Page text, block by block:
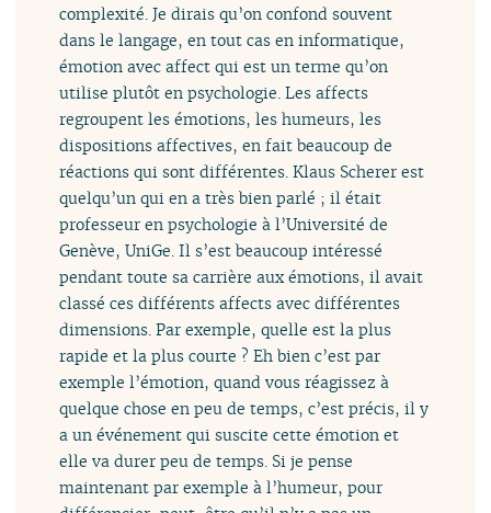
complexité. Je dirais qu’on confond souvent
dans le langage, en tout cas en informatique,
émotion avec affect qui est un terme qu’on
utilise plutôt en psychologie. Les affects
regroupent les émotions, les humeurs, les
dispositions affectives, en fait beaucoup de
réactions qui sont différentes. Klaus Scherer est
quelqu’un qui en a très bien parlé ; il était
professeur en psychologie à l’Université de
Genève, UniGe. Il s’est beaucoup intéressé
pendant toute sa carrière aux émotions, il avait
classé ces différents affects avec différentes
dimensions. Par exemple, quelle est la plus
rapide et la plus courte ? Eh bien c’est par
exemple l’émotion, quand vous réagissez à
quelque chose en peu de temps, c’est précis, il y
a un événement qui suscite cette émotion et
elle va durer peu de temps. Si je pense
maintenant par exemple à l’humeur, pour